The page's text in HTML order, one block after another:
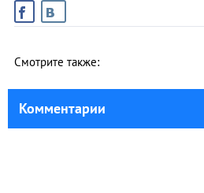
Смотрите также:
Комментарии